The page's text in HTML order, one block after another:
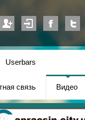
Userbars
связь Видео